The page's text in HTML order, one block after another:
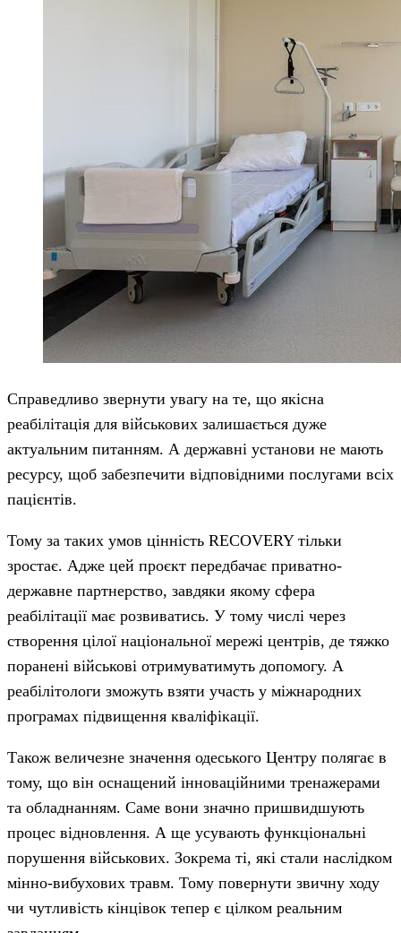
Справедливо звернути увагу на те, що якісна
реабілітація для військових залишається дуже
актуальним питанням. А державні установи не мають
ресурсу, щоб забезпечити відповідними послугами всіх
пацієнтів.
Тому за таких умов цінність RECOVERY тільки
зростає. Адже цей проєкт передбачає приватно-
державне партнерство, завдяки якому сфера
реабілітації має розвиватись. У тому числі через
створення цілої національної мережі центрів, де тяжко
поранені військові отримуватимуть допомогу. А
реабілітологи зможуть взяти участь у міжнародних
програмах підвищення кваліфікації.
Також величезне значення одеського Центру полягає в
тому, що він оснащений інноваційними тренажерами
та обладнанням. Саме вони значно пришвидшують
процес відновлення. А ще усувають функціональні
порушення військових. Зокрема ті, які стали наслідком
мінно-вибухових травм. Тому повернути звичну ходу
чи чутливість кінцівок тепер є цілком реальним